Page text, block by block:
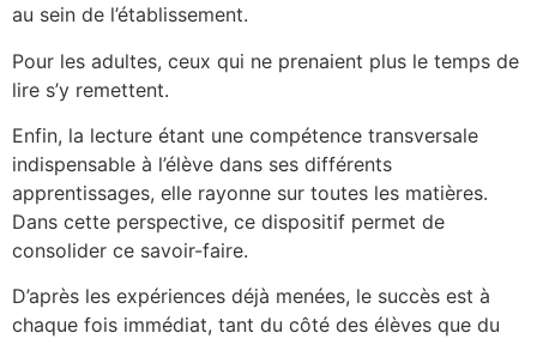
au sein de l’établissement.
Pour les adultes, ceux qui ne prenaient plus le temps de
lire s’y remettent.
Enfin, la lecture étant une compétence transversale
indispensable à l’élève dans ses différents
apprentissages, elle rayonne sur toutes les matières.
Dans cette perspective, ce dispositif permet de
consolider ce savoir-faire.
D’après les expériences déjà menées, le succès est à
chaque fois immédiat, tant du côté des élèves que du